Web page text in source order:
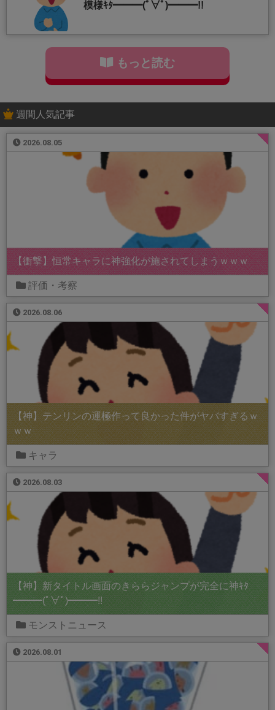
模様ｷﾀ━━━(ﾟ∀ﾟ)━━━!!
もっと読む
週間人気記事
2026.08.05
【衝撃】恒常キャラに神強化が施されてしまうｗｗｗ
評価・考察
2026.08.06
【神】テンリンの運極作って良かった件がヤバすぎるｗ
ｗｗ
キャラ
2026.08.03
【神】新タイトル画面のきららジャンプが完全に神ｷﾀ
━━━(ﾟ∀ﾟ)━━━!!
モンストニュース
2026.08.01